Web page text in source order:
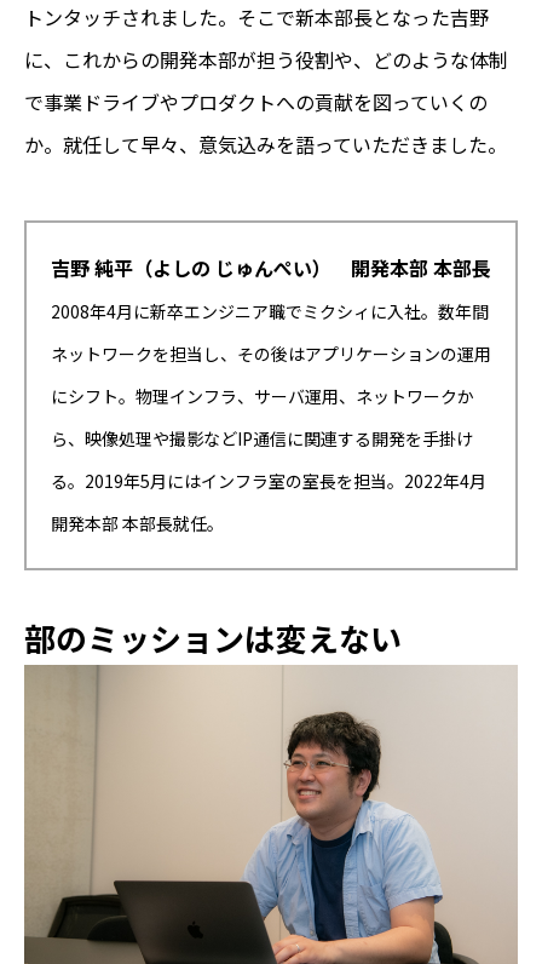
トンタッチされました。そこで新本部長となった吉野
に、これからの開発本部が担う役割や、どのような体制
で事業ドライブやプロダクトへの貢献を図っていくの
か。就任して早々、意気込みを語っていただきました。
吉野 純平（よしの じゅんぺい） 開発本部 本部長
2008年4月に新卒エンジニア職でミクシィに入社。数年間
ネットワークを担当し、その後はアプリケーションの運用
にシフト。物理インフラ、サーバ運用、ネットワークか
ら、映像処理や撮影などIP通信に関連する開発を手掛け
る。2019年5月にはインフラ室の室長を担当。2022年4月
開発本部 本部長就任。
部のミッションは変えない